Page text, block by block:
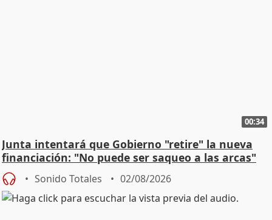
00:34
Junta intentará que Gobierno "retire" la nueva
financiación: "No puede ser saqueo a las arcas"
Sonido Totales 02/08/2026